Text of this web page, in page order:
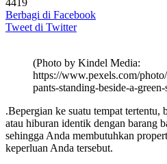
Berbagi di Facebook
Tweet di Twitter
(Photo by Kindel Media:
https://www.pexels.com/
pants-standing-beside-a-
.Bepergian ke suatu tempat tertentu,
atau hiburan identik dengan barang
sehingga Anda membutuhkan
keperluan Anda tersebut.